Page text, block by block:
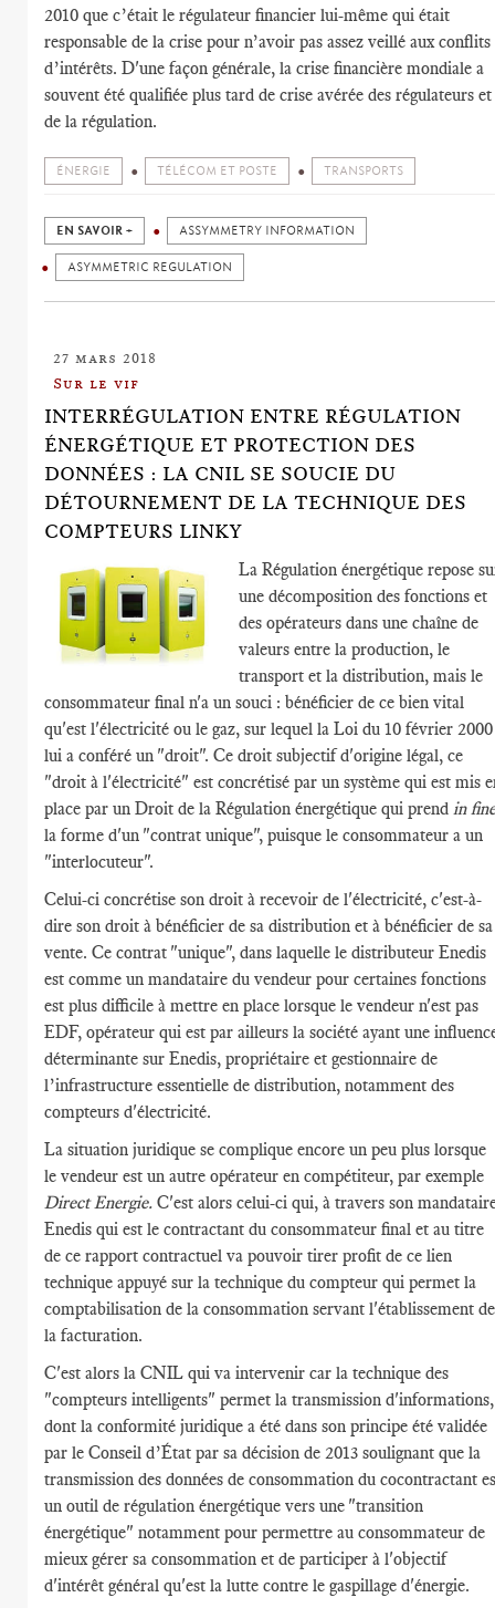
2010 que c’était le régulateur financier lui-même qui était
responsable de la crise pour n’avoir pas assez veillé aux conflits
d’intérêts. D'une façon générale, la crise financière mondiale a
souvent été qualifiée plus tard de crise avérée des régulateurs et
de la régulation.
ÉNERGIE TÉLÉCOM ET POSTE TRANSPORTS
EN SAVOIR + ASSYMMETRY INFORMATION
ASYMMETRIC REGULATION
27 mars 2018
Sur le vif
INTERRÉGULATION ENTRE RÉGULATION
ÉNERGÉTIQUE ET PROTECTION DES
DONNÉES : LA CNIL SE SOUCIE DU
DÉTOURNEMENT DE LA TECHNIQUE DES
COMPTEURS LINKY
La Régulation énergétique repose
une décomposition des fonctions et
des opérateurs dans une chaîne de
valeurs entre la production, le
transport et la distribution, mais le
consommateur final n'a un souci : bénéficier de ce bien vital
qu'est l'électricité ou le gaz, sur lequel la Loi du 10 février 2000
lui a conféré un "droit". Ce droit subjectif d'origine légal, ce
"droit à l'électricité" est concrétisé par un système qui est mis
place par un Droit de la Régulation énergétique qui prend in fine
la forme d'un "contrat unique", puisque le consommateur a un
"interlocuteur".
Celui-ci concrétise son droit à recevoir de l'électricité, c'est-à-
dire son droit à bénéficier de sa distribution et à bénéficier de sa
vente. Ce contrat "unique", dans laquelle le distributeur Enedis
est comme un mandataire du vendeur pour certaines fonctions
est plus difficile à mettre en place lorsque le vendeur n'est pas
EDF, opérateur qui est par ailleurs la société ayant une
déterminante sur Enedis, propriétaire et gestionnaire de
l’infrastructure essentielle de distribution, notamment des
compteurs d'électricité.
La situation juridique se complique encore un peu plus lorsque
le vendeur est un autre opérateur en compétiteur, par exemple
Direct Energie. C'est alors celui-ci qui, à travers son
Enedis qui est le contractant du consommateur final et au titre
de ce rapport contractuel va pouvoir tirer profit de ce lien
technique appuyé sur la technique du compteur qui permet la
comptabilisation de la consommation servant l'établissement de
la facturation.
C'est alors la CNIL qui va intervenir car la technique des
"compteurs intelligents" permet la transmission d'informations,
dont la conformité juridique a été dans son principe été validée
par le Conseil d’État par sa décision de 2013 soulignant que la
transmission des données de consommation du cocontractant
un outil de régulation énergétique vers une "transition
énergétique" notamment pour permettre au consommateur de
mieux gérer sa consommation et de participer à l'objectif
d'intérêt général qu'est la lutte contre le gaspillage d'énergie.